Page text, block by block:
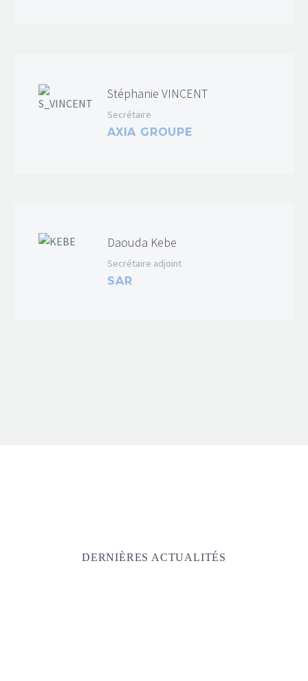
Stéphanie VINCENT
Secrétaire
AXIA GROUPE
Daouda Kebe
Secrétaire adjoint
SAR
DERNIÈRES ACTUALITÉS